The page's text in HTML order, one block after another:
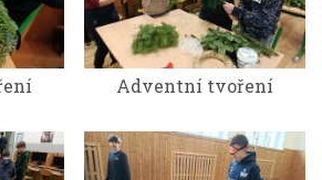
Adventní tvoření